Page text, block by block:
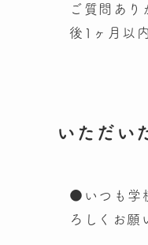
ご質問あり
後1ヶ月以
いただい
●いつも学
ろしくお願